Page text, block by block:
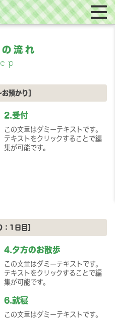
流れ
預かり］
2.受付
この文章はダミーテキストです。
テキストをクリックすることで編
集が可能です。
：1日目］
4.夕方のお散歩
この文章はダミーテキストです。
テキストをクリックすることで編
集が可能です。
6.就寝
この文章はダミーテキストです。